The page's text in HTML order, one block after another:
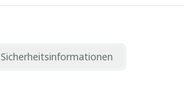
Sicherheitsinformationen